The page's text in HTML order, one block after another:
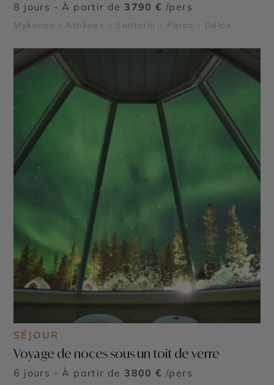
8 jours - À partir de 3790 € /pers
Mykonos - Athènes - Santorin - Paros - Délos
SÉJOUR
Voyage de noces sous un toit de verre
6 jours - À partir de 3800 € /pers